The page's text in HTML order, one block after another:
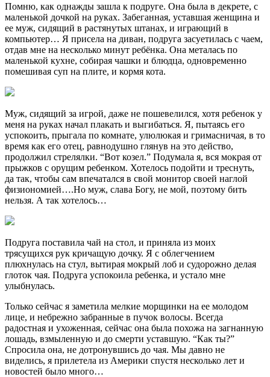
Помню, как однажды зашла к подруге. Она была в декрете, с
маленькой дочкой на руках. Забеганная, уставшая женщина и
ее муж, сидящий в растянутых штанах, и играющий в
компьютер… Я присела на диван, подруга засуетилась с чаем,
отдав мне на несколько минут ребёнка. Она металась по
маленькой кухне, собирая чашки и блюдца, одновременно
помешивая суп на плите, и кормя кота.
Муж, сидящий за игрой, даже не пошевелился, хотя ребенок у
меня на руках начал плакать и выгибаться. Я, пытаясь его
успокоить, прыгала по комнате, улюлюкая и гримасничая, в то
время как его отец, равнодушно глянув на это действо,
продолжил стрелялки. “Вот козел.” Подумала я, вся мокрая от
прыжков с орущим ребенком. Хотелось подойти и треснуть,
да так, чтобы сам впечатался в свой монитор своей наглой
физиономией….Но муж, слава Богу, не мой, поэтому бить
нельзя. А так хотелось…
Подруга поставила чай на стол, и приняла из моих
трясущихся рук кричащую дочку. Я с облегчением
плюхнулась на стул, вытирая мокрый лоб и судорожно делая
глоток чая. Подруга успокоила ребенка, и устало мне
улыбнулась.
Только сейчас я заметила мелкие морщинки на ее молодом
лице, и небрежно забранные в пучок волосы. Всегда
радостная и ухоженная, сейчас она была похожа на загнанную
лошадь, взмыленную и до смерти уставшую. “Как ты?”
Спросила она, не дотронувшись до чая. Мы давно не
виделись, я прилетела из Америки спустя несколько лет и
новостей было много…